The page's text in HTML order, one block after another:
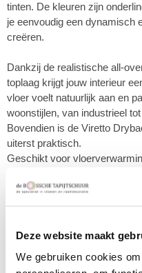
Deze website maakt
We gebruiken cookies
tinten. De kleuren zijn
je eenvoudig een dynamisch
creëren.
Dankzij de realistische all-
toplaag krijgt jouw interieur
vloer voelt natuurlijk aan en
woonstijlen, van industrieel
Bovendien is de Viretto
uiterst praktisch.
Geschikt voor
toplaag maakt de vloer
Kies voor Viretto Dryback